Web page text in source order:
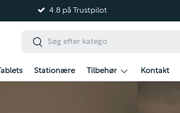
4.8 på Trustpilot
Søg
Tablets Stationære Tilbehør Kontakt